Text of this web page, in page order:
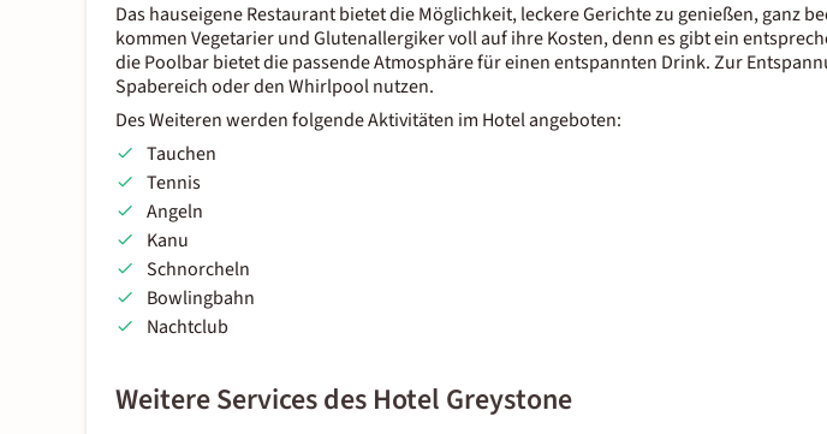
Das hauseigene Restaurant bietet die Möglichkeit, leckere Gerichte zu genießen, ganz
kommen Vegetarier und Glutenallergiker voll auf ihre Kosten, denn es gibt ein
die Poolbar bietet die passende Atmosphäre für einen entspannten Drink. Zur
Spabereich oder den Whirlpool nutzen.
Des Weiteren werden folgende Aktivitäten im Hotel angeboten:
Tauchen
Tennis
Angeln
Kanu
Schnorcheln
Bowlingbahn
Nachtclub
Weitere Services des Hotel Greystone